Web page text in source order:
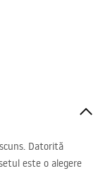
Datorită
este o alegere